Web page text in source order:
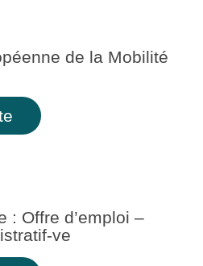
de la Mobilité
: Offre d’emploi –
ve